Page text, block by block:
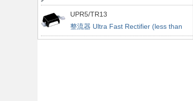
UPR5/TR13
整流器 Ultra Fast Rectifier (less than
100ns)